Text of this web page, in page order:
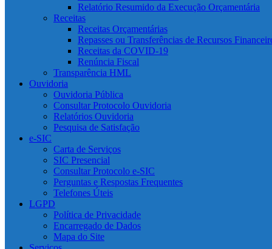
Relatório Resumido da Execução Orçamentária
Receitas
Receitas Orçamentárias
Repasses ou Transferências de Recursos
Receitas da COVID-19
Renúncia Fiscal
Transparência HML
Ouvidoria
Ouvidoria Pública
Consultar Protocolo Ouvidoria
Relatórios Ouvidoria
Pesquisa de Satisfação
e-SIC
Carta de Serviços
SIC Presencial
Consultar Protocolo e-SIC
Perguntas e Respostas Frequentes
Telefones Úteis
LGPD
Política de Privacidade
Encarregado de Dados
Mapa do Site